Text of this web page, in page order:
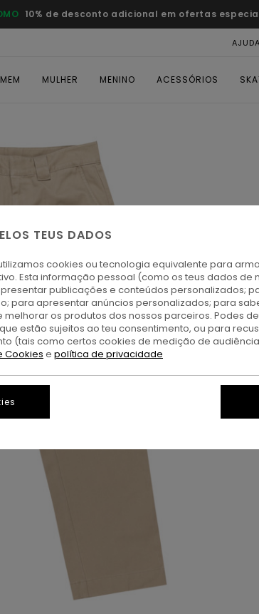
10% de desconto adicional em ofertas
AJUDA
MULHER MENINO ACESSÓRIOS
TEUS DADOS
cookies ou tecnologia equivalente para
Esta informação pessoal (como os teus dados de
publicações e conteúdos personalizados;
para apresentar anúncios personalizados; para
os produtos dos nossos parceiros. Podes
estão sujeitos ao teu consentimento, ou para
(tais como certos cookies de medição de
Cookies e política de privacidade